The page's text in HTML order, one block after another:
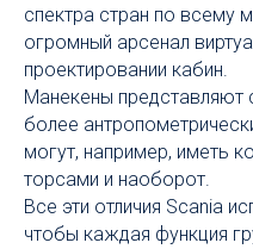
спектра стран по всему
огромный арсенал
проектировании кабин.
Манекены представляют
более
могут, например, иметь
торсами и наоборот.
Все эти отличия Scania
чтобы каждая функция